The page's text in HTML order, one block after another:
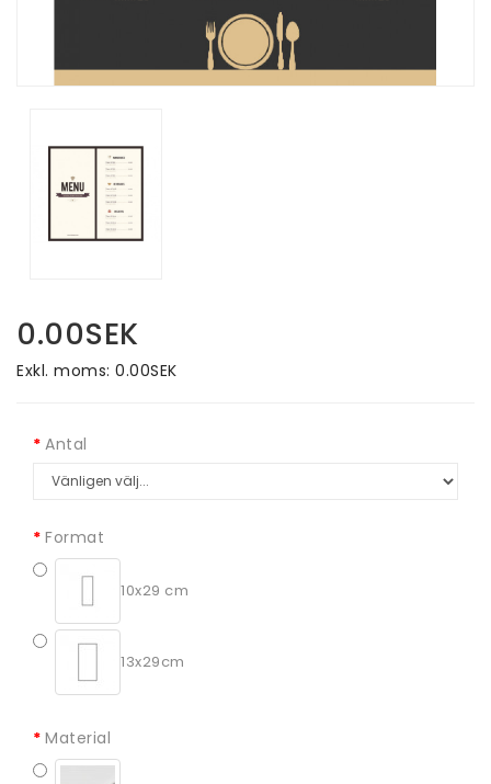
0.00SEK
Exkl. moms: 0.00SEK
Antal
Format
10x29 cm
13x29cm
Material